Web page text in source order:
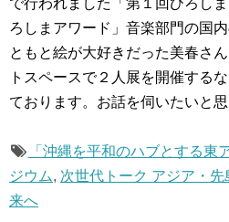
で行われました「第１回ひろし
ろしまアワード」音楽部門の国
ともと絵が大好きだった美春さ
トスペースで２人展を開催する
ております。お話を伺いたいと思
「沖縄を平和のハブとする東
ジウム, 次世代トーク アジア・
来へ